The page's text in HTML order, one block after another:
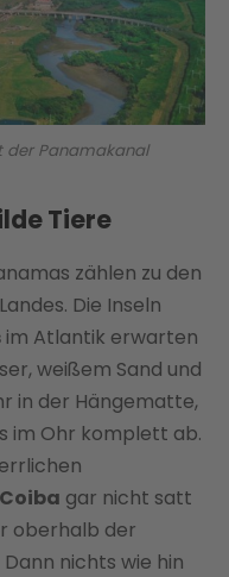
der Panamakanal
Tiere
zählen zu den
Die Inseln
im Atlantik erwarten
weißem Sand und
in der Hängematte,
im Ohr komplett ab.
gar nicht satt
oberhalb der
nichts wie hin